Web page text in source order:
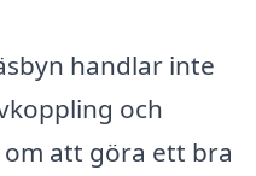
handlar inte
och
att göra ett bra